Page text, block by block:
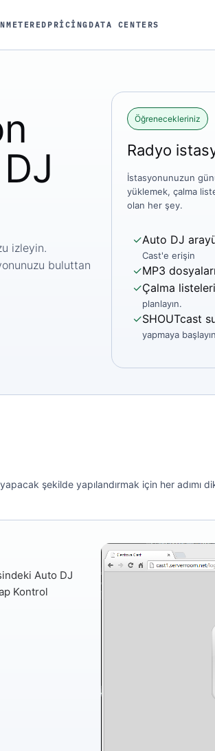
PRICING DATA CENTERS
izleyin.
buluttan
Öğrenecekleriniz
Radyo
İstasyonunuzun
yüklemek, çalma
olan her şey.
✓Auto DJ
Cast'e erişin
✓MP3
✓Çalma
planlayın.
✓SHOUTcast
yapmaya
şekilde yapılandırmak için her adımı
Auto DJ
Kontrol